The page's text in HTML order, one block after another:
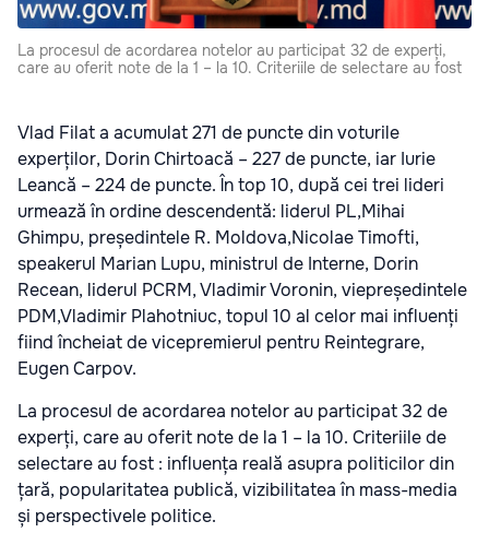
La procesul de acordarea notelor au participat 32 de experți,
care au oferit note de la 1 – la 10. Criteriile de selectare au fost
Vlad Filat a acumulat 271 de puncte din voturile
experților, Dorin Chirtoacă – 227 de puncte, iar Iurie
Leancă – 224 de puncte. În top 10, după cei trei lideri
urmează în ordine descendentă: liderul PL,Mihai
Ghimpu, președintele R. Moldova,Nicolae Timofti,
speakerul Marian Lupu, ministrul de Interne, Dorin
Recean, liderul PCRM, Vladimir Voronin, viepreședintele
PDM,Vladimir Plahotniuc, topul 10 al celor mai influenți
fiind încheiat de vicepremierul pentru Reintegrare,
Eugen Carpov.
La procesul de acordarea notelor au participat 32 de
experți, care au oferit note de la 1 – la 10. Criteriile de
selectare au fost : influența reală asupra politicilor din
țară, popularitatea publică, vizibilitatea în mass-media
și perspectivele politice.